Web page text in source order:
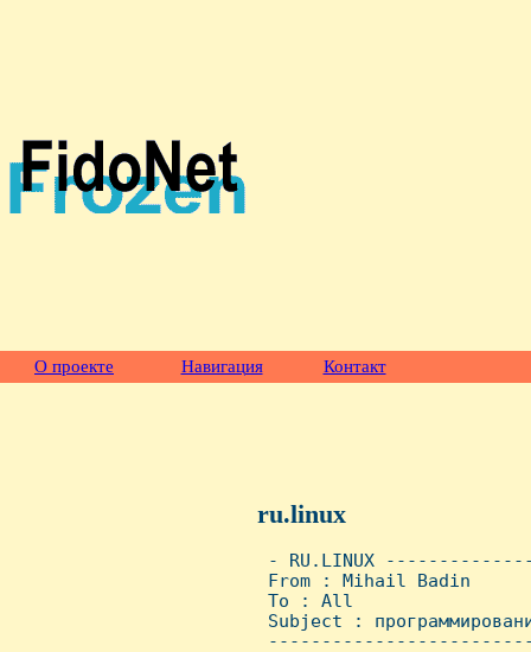
О проекте Навигация Контакт
ru.linux
- RU.LINUX
From : Mihail Badin
To : All
Subject :